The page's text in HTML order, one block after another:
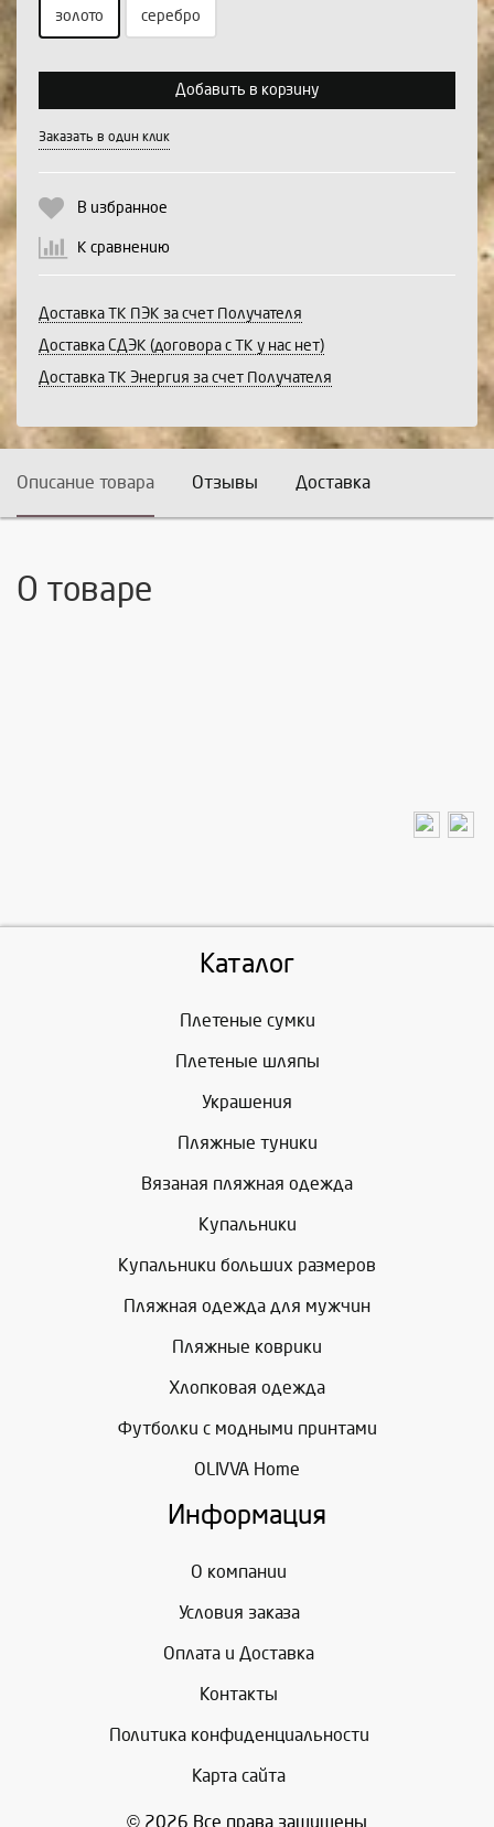
золото серебро
Выберите количество:
Продолжить Отмена
Добавить в корзину
Заказать в один клик
В избранное
К сравнению
Доставка ТК ПЭК за счет Получателя
Доставка СДЭК (договора с ТК у нас нет)
Доставка ТК Энергия за счет Получателя
Описание товара Отзывы Доставка
О товаре
Каталог
Плетеные сумки
Плетеные шляпы
Украшения
Пляжные туники
Вязаная пляжная одежда
Купальники
Купальники больших размеров
Пляжная одежда для мужчин
Пляжные коврики
Хлопковая одежда
Футболки с модными принтами
OLIVVA Home
Информация
О компании
Условия заказа
Оплата и Доставка
Контакты
Политика конфиденциальности
Карта сайта
© 2026 Все права защищены